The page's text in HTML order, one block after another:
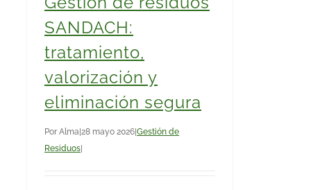
SANDACH:
tratamiento,
valorización y
eliminación segura
Por Alma|28 mayo 2026|Gestión de
Residuos|